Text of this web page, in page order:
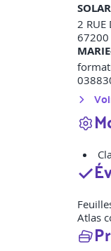
2 RUE
67200
Atlas